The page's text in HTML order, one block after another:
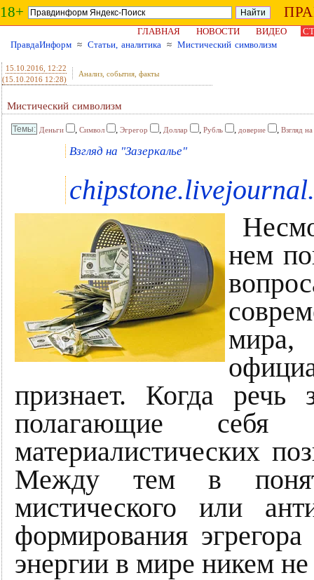
18+
ГЛАВНАЯ НОВОСТИ ВИДЕО
ПравдаИнформ ≈ Статьи, аналитика ≈ Мистический символизм
15.10.2016 , 12:22
(15.10.2016 12:28)
Анализ, события, факты
Мистический символизм
Деньги , Символ , Эгрегор , Доллар , Рубль , доверие , Взгляд
Взгляд на "Зазеркалье"
нем
признает. Когда речь
полагающие
материалистических
Между тем в
мистического или
формирования
энергии в мире никем не